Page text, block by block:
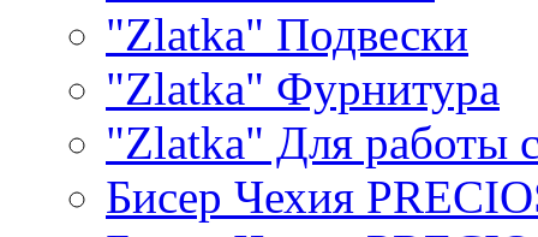
"Zlatka" Подвески
"Zlatka" Фурнитура
"Zlatka" Для работы
Бисер Чехия